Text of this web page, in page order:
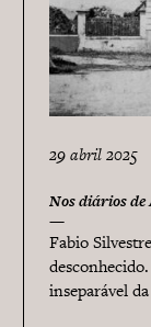
29 abril 2025
Nos diários de
Fabio
inseparável